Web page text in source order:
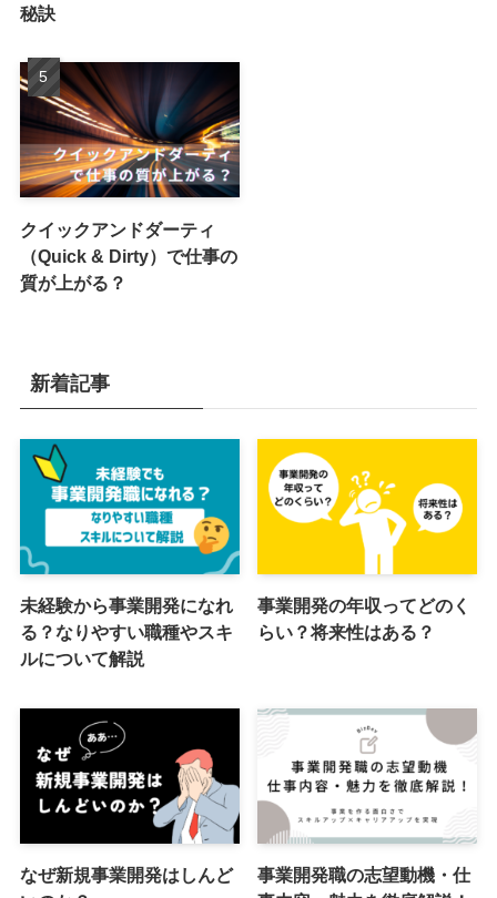
秘訣
クイックアンドダーティ
（Quick & Dirty）で仕事の
質が上がる？
新着記事
未経験から事業開発になれ
る？なりやすい職種やスキ
ルについて解説
事業開発の年収ってどのく
らい？将来性はある？
なぜ新規事業開発はしんど
事業開発職の志望動機・仕